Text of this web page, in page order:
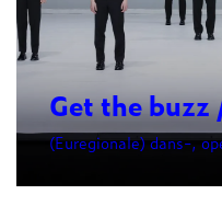
Get the buzz
(Euregionale) dans-,